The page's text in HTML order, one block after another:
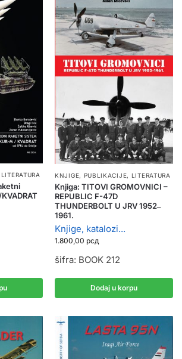
LITERATURA KNJIGE, PUBLIKACIJE, LITERATURA
Knjiga: TITOVI GROMOVNICI –
REPUBLIC F-47D
THUNDERBOLT U JRV 1952‒
1961.
Knjige, katalozi...
1.800,00 рсд
šifra: BOOK 212
Dodaj u korpu